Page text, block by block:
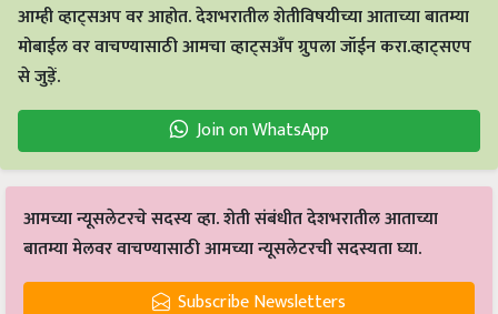
आम्ही व्हाट्सअप वर आहोत. देशभरातील शेतीविषयीच्या आताच्या बातम्या
मोबाईल वर वाचण्यासाठी आमचा व्हाट्सअँप ग्रुपला जॉईन करा.व्हाट्सएप
से जुड़ें.
Join on WhatsApp
आमच्या न्यूसलेटरचे सदस्य व्हा. शेती संबंधीत देशभरातील आताच्या
बातम्या मेलवर वाचण्यासाठी आमच्या न्यूसलेटरची सदस्यता घ्या.
Subscribe Newsletters